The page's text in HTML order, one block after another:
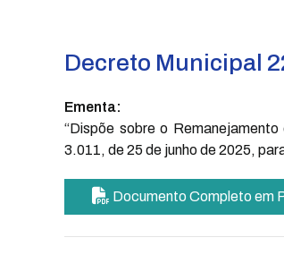
Decreto Municipal
Ementa:
“Dispõe sobre o
3.011, de 25 de junho de 2025,
Documento Completo em